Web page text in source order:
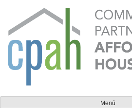
contenido
Socios comunitarios para la
Todos deberían tener un lugar al
Menú